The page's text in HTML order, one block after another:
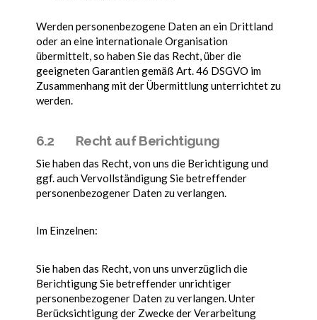
Werden personenbezogene Daten an ein Drittland
oder an eine internationale Organisation
übermittelt, so haben Sie das Recht, über die
geeigneten Garantien gemäß Art. 46 DSGVO im
Zusammenhang mit der Übermittlung unterrichtet zu
werden.
6.2 Recht auf Berichtigung
Sie haben das Recht, von uns die Berichtigung und
ggf. auch Vervollständigung Sie betreffender
personenbezogener Daten zu verlangen.
Im Einzelnen:
Sie haben das Recht, von uns unverzüglich die
Berichtigung Sie betreffender unrichtiger
personenbezogener Daten zu verlangen. Unter
Berücksichtigung der Zwecke der Verarbeitung